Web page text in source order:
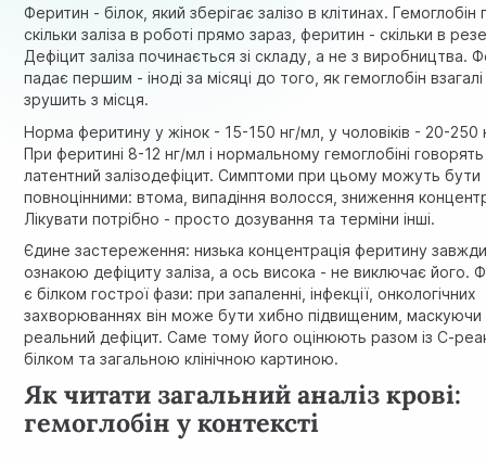
Феритин - білок, який зберігає залізо в клітинах. Гемоглобін
скільки заліза в роботі прямо зараз, феритин - скільки в
Дефіцит заліза починається зі складу, а не з виробництва.
падає першим - іноді за місяці до того, як гемоглобін взагалі
зрушить з місця.
Норма феритину у жінок - 15-150 нг/мл, у чоловіків - 20-250
При феритині 8-12 нг/мл і нормальному гемоглобіні
латентний залізодефіцит. Симптоми при цьому можуть бути
повноцінними: втома, випадіння волосся, зниження
Лікувати потрібно - просто дозування та терміни інші.
Єдине застереження: низька концентрація феритину
ознакою дефіциту заліза, а ось висока - не виключає його.
є білком гострої фази: при запаленні, інфекції, онкологічних
захворюваннях він може бути хибно підвищеним, маскуючи
реальний дефіцит. Саме тому його оцінюють разом із С-
білком та загальною клінічною картиною.
Як читати загальний аналіз крові:
гемоглобін у контексті